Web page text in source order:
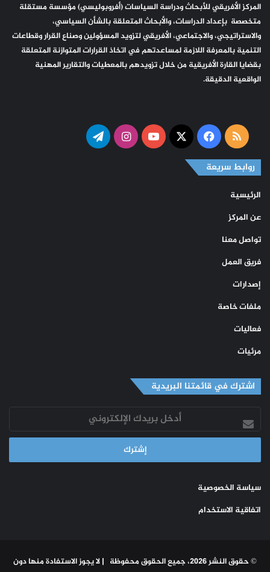
المركز الأفريقي للأبحاث ودراسة السياسات (أفروبوليسي) مؤسسة مستقلة
متخصصة بإعداد الدراسات، والأبحاث المتعلقة بالشأن السياسي،
والاستراتيجي، والاجتماعي، الأفريقي لتزويد المسؤولين وصناع القرار وقطاعات
التنمية بالمعرفة اللازمة لمساعدتهم في اتخاذ القرارات المتوازنة المتعلقة
بقضايا القارة الأفريقية من خلال تزويدهم بالمعطيات والتقارير المهنية
الواقعية الدقيقة.
ملخص
الموقع
فيسبوك
‫X
‫YouTubeانستقرامتيلقرام
روابط سريعة
الرئيسية
عن المركز
تواصل معنا
فريق العمل
إصدارات
ملفات خاصة
فعاليات
مرئيات
اشترك في قائمتنا البريدية
بريدك
سياسة الخصوصية
اتفاقية الاستخدام
© حقوق النشر 2026، جميع الحقوق محفوظة | لا يجوز الاستفادة منها دون